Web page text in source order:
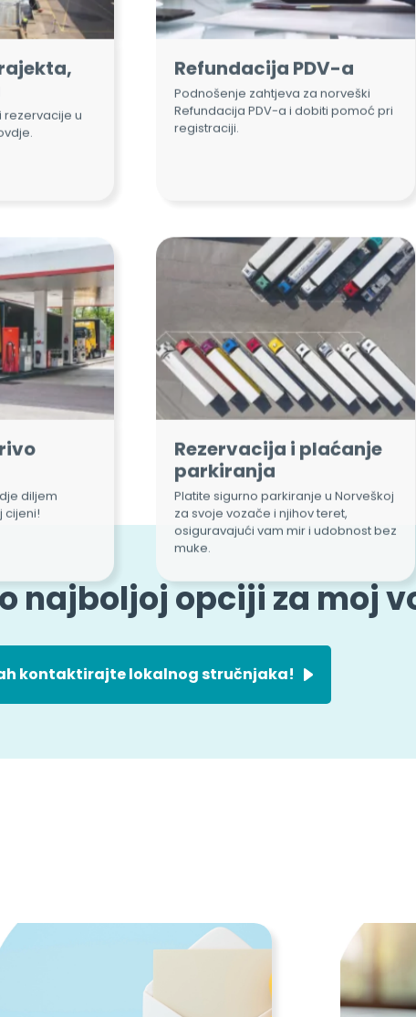
u
registraciji.
diljem
cijeni!
Rezervacija i plaćanje
parkiranja
Platite sigurno parkiranje u Norveškoj
za svoje vozače i njihov teret,
osiguravajući vam mir i udobnost bez
najboljoj opciji za moj
kontaktirajte lokalnog stručnjaka!